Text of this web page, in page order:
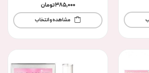
385,000تومان
مشاهده و انتخاب